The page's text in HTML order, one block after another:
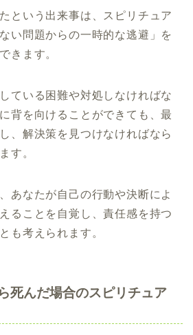
という出来事は、スピリチュア
い問題からの一時的な逃避」を
きます。
ている困難や対処しなければな
背を向けることができても、最
、解決策を見つけなければなら
す。
あなたが自己の行動や決断によ
ることを自覚し、責任感を持つ
も考えられます。
死んだ場合のスピリチュア